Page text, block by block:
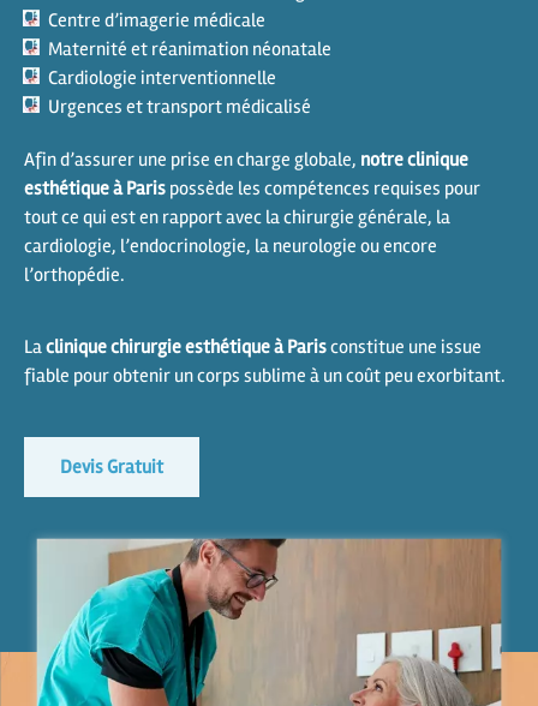
Centre d’imagerie médicale
Maternité et réanimation néonatale
Cardiologie interventionnelle
Urgences et transport médicalisé
Afin d’assurer une prise en charge globale, notre clinique
esthétique à Paris possède les compétences requises pour
tout ce qui est en rapport avec la chirurgie générale, la
cardiologie, l’endocrinologie, la neurologie ou encore
l’orthopédie.
Lacliniquechirurgie esthétique à Parisconstitue une issue
fiable pour obtenir un corps sublime à un coût peu exorbitant.
Devis Gratuit